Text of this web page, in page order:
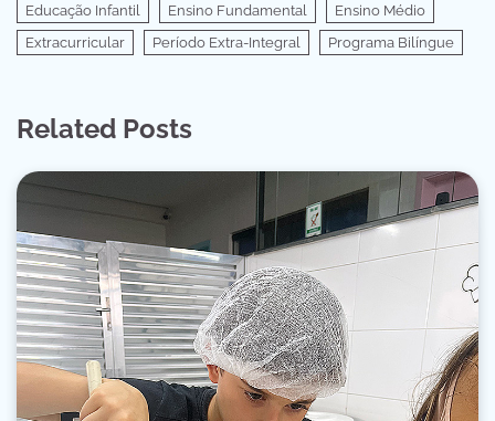
Educação Infantil Ensino Fundamental
Ensino Médio
Extracurricular
Período Extra-Integral Programa Bilíngue
Related Posts